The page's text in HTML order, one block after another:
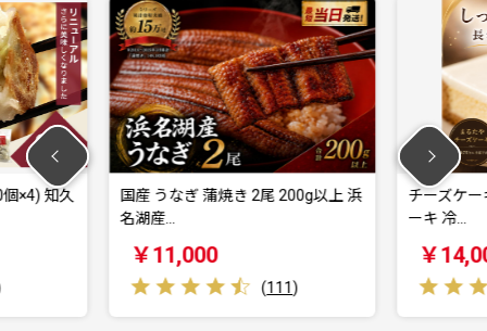
2尾 200g以上 浜
チーズケーキ 1本 450g まるたや ケ
￥14,000
ク
山